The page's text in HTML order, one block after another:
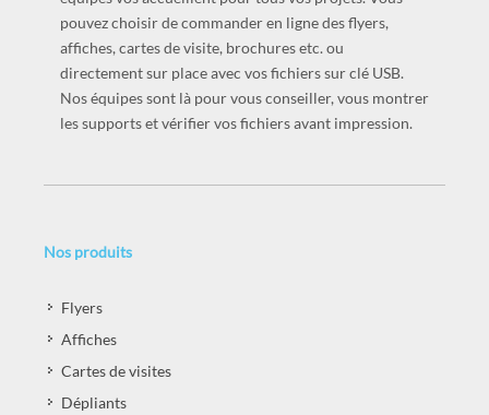
pouvez choisir de commander en ligne des flyers,
affiches, cartes de visite, brochures etc. ou
directement sur place avec vos fichiers sur clé USB.
Nos équipes sont là pour vous conseiller, vous montrer
les supports et vérifier vos fichiers avant impression.
Nos produits
Flyers
Affiches
Cartes de visites
Dépliants